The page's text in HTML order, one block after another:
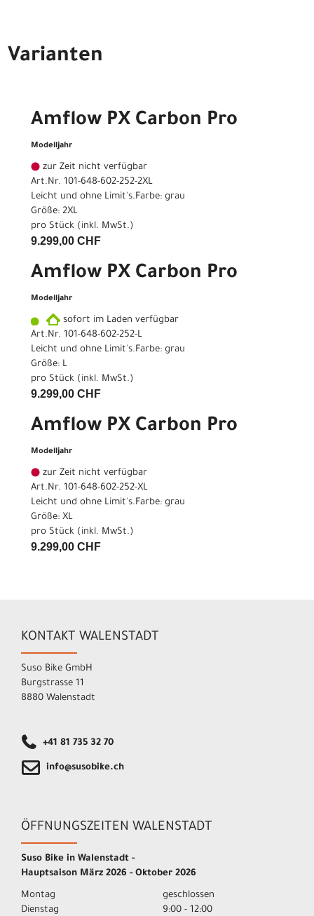
Varianten
Amflow PX Carbon Pro
Modelljahr
zur Zeit nicht verfügbar
Art.Nr. 101-648-602-252-2XL
Leicht und ohne Limit's.Farbe: grau
Größe: 2XL
pro Stück (inkl. MwSt.)
9.299,00 CHF
Amflow PX Carbon Pro
Modelljahr
sofort im Laden verfügbar
Art.Nr. 101-648-602-252-L
Leicht und ohne Limit's.Farbe: grau
Größe: L
pro Stück (inkl. MwSt.)
9.299,00 CHF
Amflow PX Carbon Pro
Modelljahr
zur Zeit nicht verfügbar
Art.Nr. 101-648-602-252-XL
Leicht und ohne Limit's.Farbe: grau
Größe: XL
pro Stück (inkl. MwSt.)
9.299,00 CHF
KONTAKT WALENSTADT
Suso Bike GmbH
Burgstrasse 11
8880 Walenstadt
+41 81 735 32 70
info@susobike.ch
ÖFFNUNGSZEITEN WALENSTADT
Suso Bike in Walenstadt -
Hauptsaison März 2026 - Oktober 2026
Montag
geschlossen
Dienstag
9:00 - 12:00